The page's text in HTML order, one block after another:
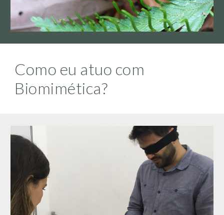
Como eu atuo com
Biomimética?